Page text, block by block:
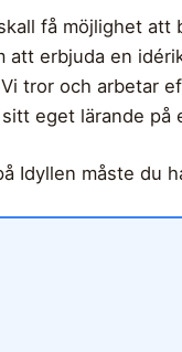
få möjlighet
att erbjuda en
tror och arbetar
eget lärande
Idyllen måste du